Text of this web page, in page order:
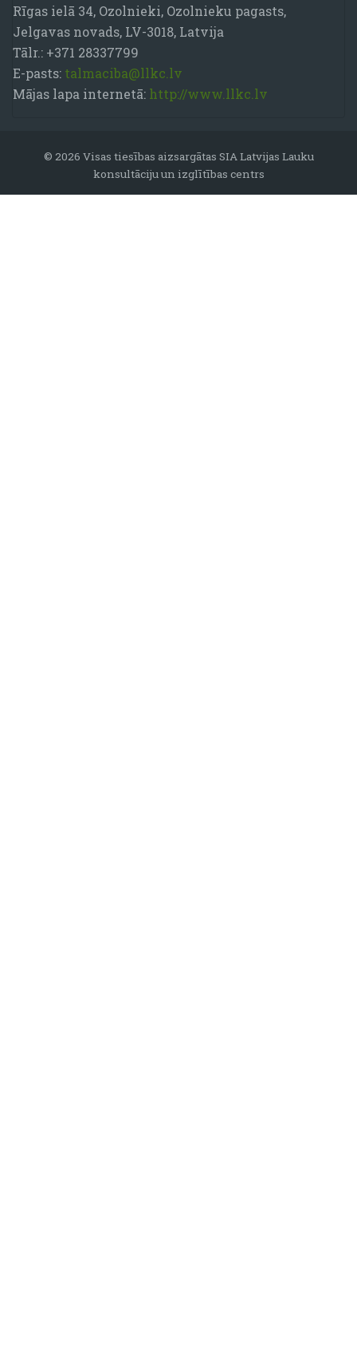
Rīgas ielā 34, Ozolnieki, Ozolnieku pagasts,
Jelgavas novads, LV-3018, Latvija
Tālr.: +371 28337799
E-pasts: talmaciba@llkc.lv
Mājas lapa internetā: http://www.llkc.lv
© 2026 Visas tiesības aizsargātas SIA Latvijas Lauku
konsultāciju un izglītības centrs